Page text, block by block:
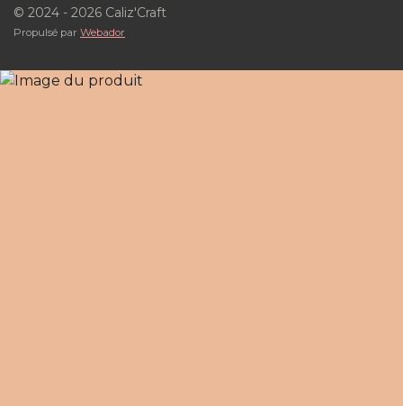
© 2024 - 2026 Caliz'Craft
Propulsé par Webador